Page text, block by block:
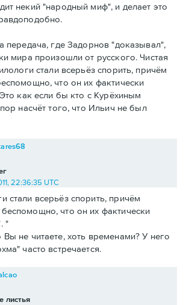
некий "народный миф", и делает это
передача, где Задорнов "доказывал",
мира произошли от русского. Чистая
стали всерьёз спорить, причём
что он их фактически
как если бы кто с Курёхиным
насчёт того, что Ильич не был
22:36:35 UTC
стали всерьёз спорить, причём
беспомощно, что он их фактически
"
Вы не читаете, хоть временами? У него
часто встречается.
листья